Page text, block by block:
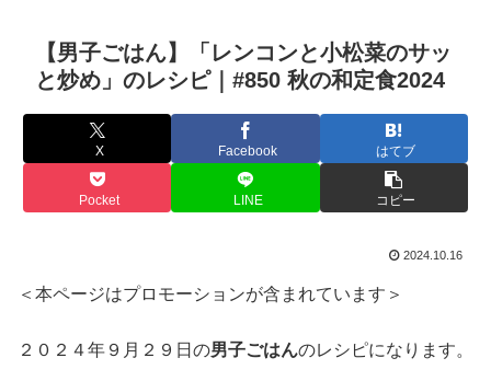
【男子ごはん】「レンコンと小松菜のサッ
と炒め」のレシピ｜#850 秋の和定食2024
X Facebook はてブ
Pocket LINE コピー
2024.10.16
＜本ページはプロモーションが含まれています＞
２０２４年９月２９日の男子ごはんのレシピになります。